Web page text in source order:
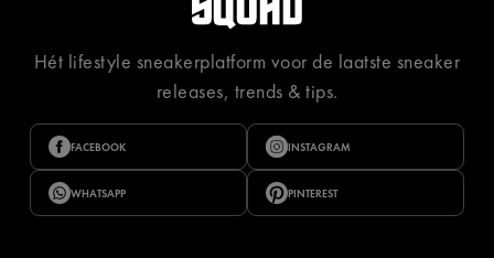
Hét lifestyle sneakerplatform voor de laatste sneaker
releases, trends & tips.
FACEBOOK INSTAGRAM
WHATSAPP PINTEREST